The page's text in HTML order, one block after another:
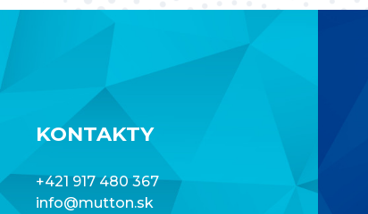
KONTAKTY
+421 917 480 367
info@mutton.sk